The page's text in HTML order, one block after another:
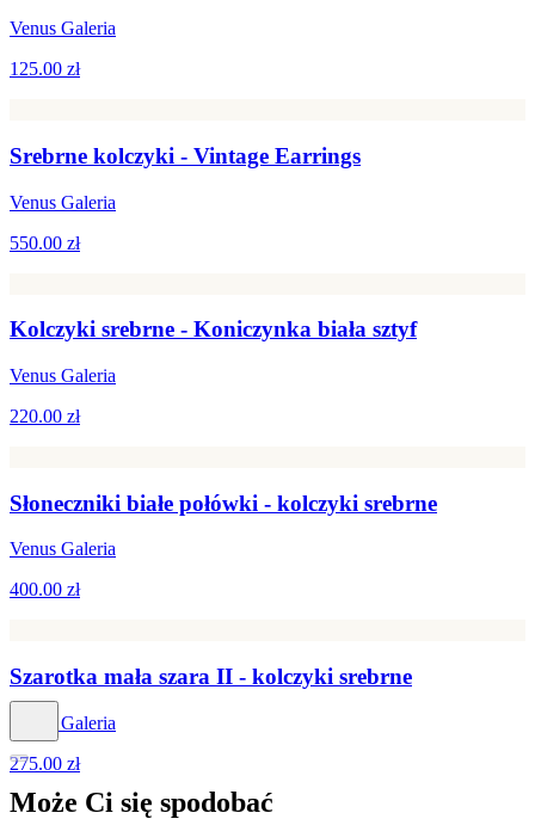
Venus Galeria
125.00 zł
Srebrne kolczyki - Vintage Earrings
Venus Galeria
550.00 zł
Kolczyki srebrne - Koniczynka biała sztyf
Venus Galeria
220.00 zł
Słoneczniki białe połówki - kolczyki srebrne
Venus Galeria
400.00 zł
Szarotka mała szara II - kolczyki srebrne
Venus Galeria
275.00 zł
Może Ci się spodobać